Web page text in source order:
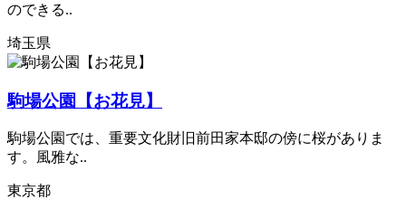
のできる..
埼玉県
駒場公園【お花見】
駒場公園では、重要文化財旧前田家本邸の傍に桜がありま
す。風雅な..
東京都